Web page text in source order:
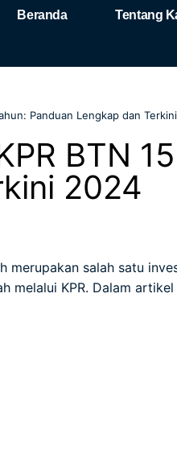
Beranda Tentang
Panduan Lengkap dan
BTN
2024
merupakan salah satu
melalui KPR. Dalam